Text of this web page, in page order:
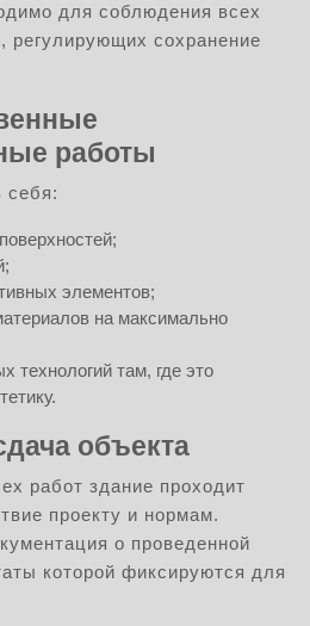
для соблюдения всех
регулирующих сохранение
работы
себя:
элементов;
на максимально
технологий там, где это
объекта
работ здание проходит
проекту и нормам.
о проведенной
которой фиксируются для